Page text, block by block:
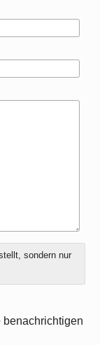
sondern nur
benachrichtigen